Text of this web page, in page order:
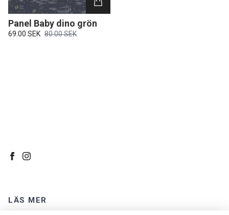
Panel Baby dino grön
69.00 SEK 80.00 SEK
LÄS MER